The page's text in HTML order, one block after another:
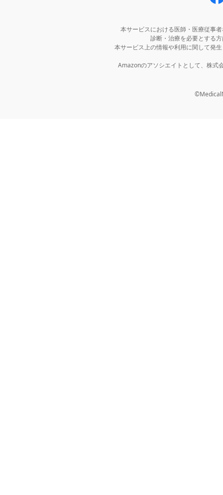
本サービスにおける医師・医療従事
診断・治療を必要とする
本サービス上の情報や利用に関して発
Amazonのアソシエイトとして、株式